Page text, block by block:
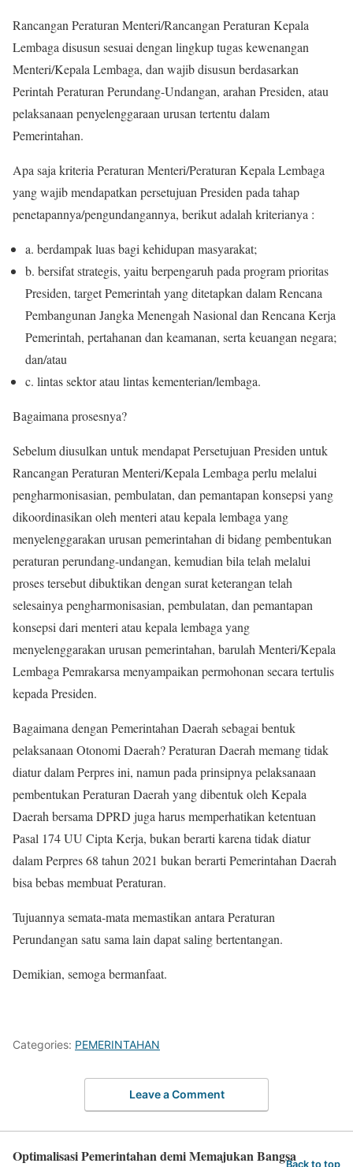
Rancangan Peraturan Menteri/Rancangan Peraturan Kepala
Lembaga disusun sesuai dengan lingkup tugas kewenangan
Menteri/Kepala Lembaga, dan wajib disusun berdasarkan
Perintah Peraturan Perundang-Undangan, arahan Presiden, atau
pelaksanaan penyelenggaraan urusan tertentu dalam
Pemerintahan.
Apa saja kriteria Peraturan Menteri/Peraturan Kepala Lembaga
yang wajib mendapatkan persetujuan Presiden pada tahap
penetapannya/pengundangannya, berikut adalah kriterianya :
a. berdampak luas bagi kehidupan masyarakat;
b. bersifat strategis, yaitu berpengaruh pada program prioritas
Presiden, target Pemerintah yang ditetapkan dalam Rencana
Pembangunan Jangka Menengah Nasional dan Rencana Kerja
Pemerintah, pertahanan dan keamanan, serta keuangan negara;
dan/atau
c. lintas sektor atau lintas kementerian/lembaga.
Bagaimana prosesnya?
Sebelum diusulkan untuk mendapat Persetujuan Presiden untuk
Rancangan Peraturan Menteri/Kepala Lembaga perlu melalui
pengharmonisasian, pembulatan, dan pemantapan konsepsi yang
dikoordinasikan oleh menteri atau kepala lembaga yang
menyelenggarakan urusan pemerintahan di bidang pembentukan
peraturan perundang-undangan, kemudian bila telah melalui
proses tersebut dibuktikan dengan surat keterangan telah
selesainya pengharmonisasian, pembulatan, dan pemantapan
konsepsi dari menteri atau kepala lembaga yang
menyelenggarakan urusan pemerintahan, barulah Menteri/Kepala
Lembaga Pemrakarsa menyampaikan permohonan secara tertulis
kepada Presiden.
Bagaimana dengan Pemerintahan Daerah sebagai bentuk
pelaksanaan Otonomi Daerah? Peraturan Daerah memang tidak
diatur dalam Perpres ini, namun pada prinsipnya pelaksanaan
pembentukan Peraturan Daerah yang dibentuk oleh Kepala
Daerah bersama DPRD juga harus memperhatikan ketentuan
Pasal 174 UU Cipta Kerja, bukan berarti karena tidak diatur
dalam Perpres 68 tahun 2021 bukan berarti Pemerintahan Daerah
bisa bebas membuat Peraturan.
Tujuannya semata-mata memastikan antara Peraturan
Perundangan satu sama lain dapat saling bertentangan.
Demikian, semoga bermanfaat.
Categories: PEMERINTAHAN
Leave a Comment
Optimalisasi Pemerintahan demi Memajukan BangsaBack to top